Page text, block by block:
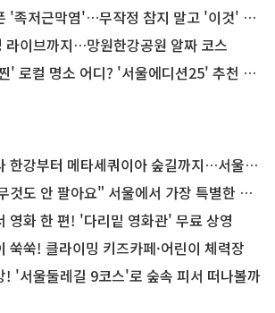
저근막염'…무작정 참지 말고 '이것' 해보세요!
라이브까지…망원한강공원 알짜 코스
로컬 명소 어디? '서울에디션25' 추천 코스
부터 메타세쿼이아 숲길까지…서울둘레길 15코스
안 팔아요" 서울에서 가장 특별한 편의점의 정체
영화 한 편! '다리밑 영화관' 무료 상영
쑥쑥! 클라이밍 키즈카페·어린이 체력장
! '서울둘레길 9코스'로 숲속 피서 떠나볼까